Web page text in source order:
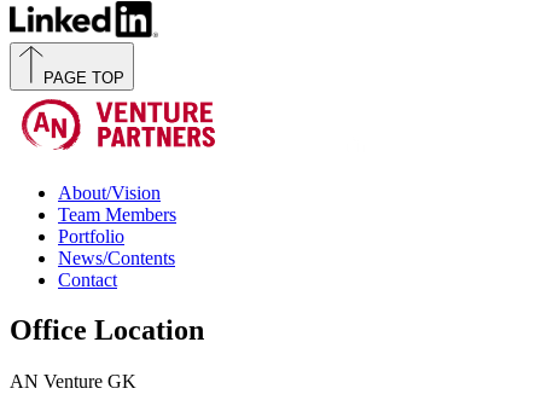
PAGE TOP
About/Vision
Team Members
Portfolio
News/Contents
Contact
Office Location
AN Venture GK